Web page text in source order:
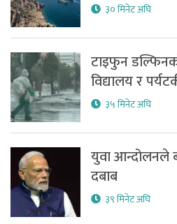
३० मिनेट अघि
टाइफुन
विद्यालय र
३५ मिनेट अघि
युवा आन्दोलनले
दबाब
३९ मिनेट अघि